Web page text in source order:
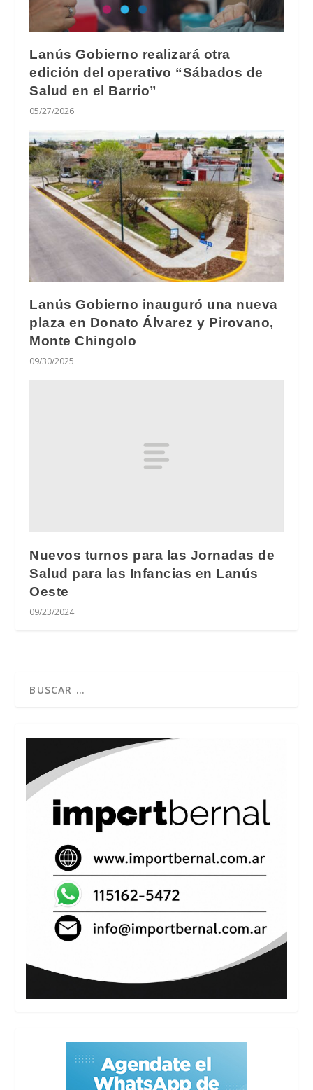
Lanús Gobierno realizará otra
edición del operativo “Sábados de
Salud en el Barrio”
05/27/2026
Lanús Gobierno inauguró una nueva
plaza en Donato Álvarez y Pirovano,
Monte Chingolo
09/30/2025
Nuevos turnos para las Jornadas de
Salud para las Infancias en Lanús
Oeste
09/23/2024